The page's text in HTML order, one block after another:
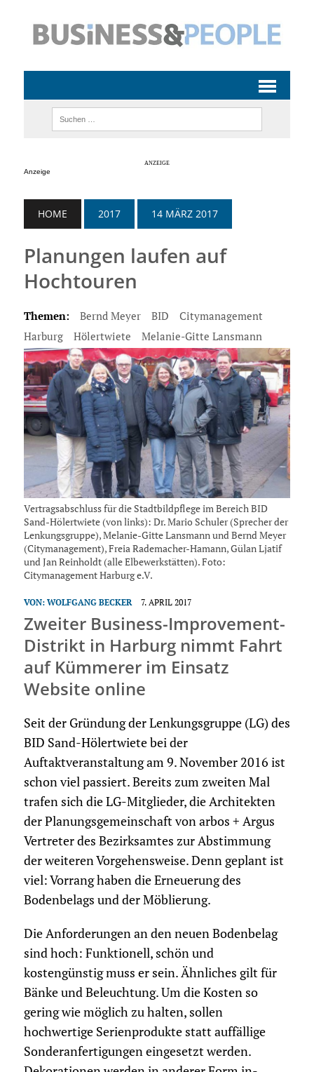
Anzeige
HOME 2017 14 MÄRZ 2017
Planungen laufen auf
Hochtouren
Themen: Bernd Meyer BID
Citymanagement
Harburg
Hölertwiete Melanie-Gitte Lansmann
Vertragsabschluss für die Stadtbildpflege im Bereich BID
Sand-Höler­twiete (von links): Dr. Mario Schuler (Sprecher der
Lenkungsgruppe), Melanie-Gitte Lansmann und Bernd Meyer
(Citymanagement), Freia Rademacher-Hamann, Gülan Ljatif
und Jan Reinholdt (alle Elbewerkstätten). Foto:
Citymanagement Harburg e.V.
VON: WOLFGANG BECKER 7. APRIL 2017
Zweiter Business-Improvement-
Distrikt in Harburg nimmt Fahrt
auf Kümmerer im Einsatz
Website online
Seit der Gründung der Lenkungsgruppe (LG) des
BID Sand-Hölertwiete bei der
Auftaktveranstaltung am 9. November 2016 ist
schon viel passiert. Bereits zum zweiten Mal
trafen sich die LG-Mitglieder, die Architekten
der Planungsgemeinschaft von arbos + Argus
Vertreter des Bezirksamtes zur Abstimmung
der weiteren Vorgehensweise. Denn geplant ist
viel: Vorrang haben die Erneuerung des
Bodenbelags und der Möblierung.
Die Anforderungen an den neuen Bodenbelag
sind hoch: Funktionell, schön und
kostengünstig muss er sein. Ähnliches gilt für
Bänke und Beleuchtung. Um die Kosten so
gering wie möglich zu halten, sollen
hochwertige Serienprodukte statt auffällige
Sonderanfertigungen eingesetzt werden.